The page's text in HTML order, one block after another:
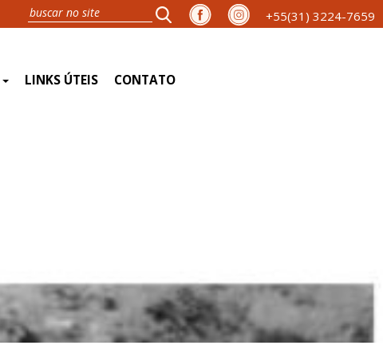
+55(31) 3224-7659
LINKS ÚTEIS CONTATO